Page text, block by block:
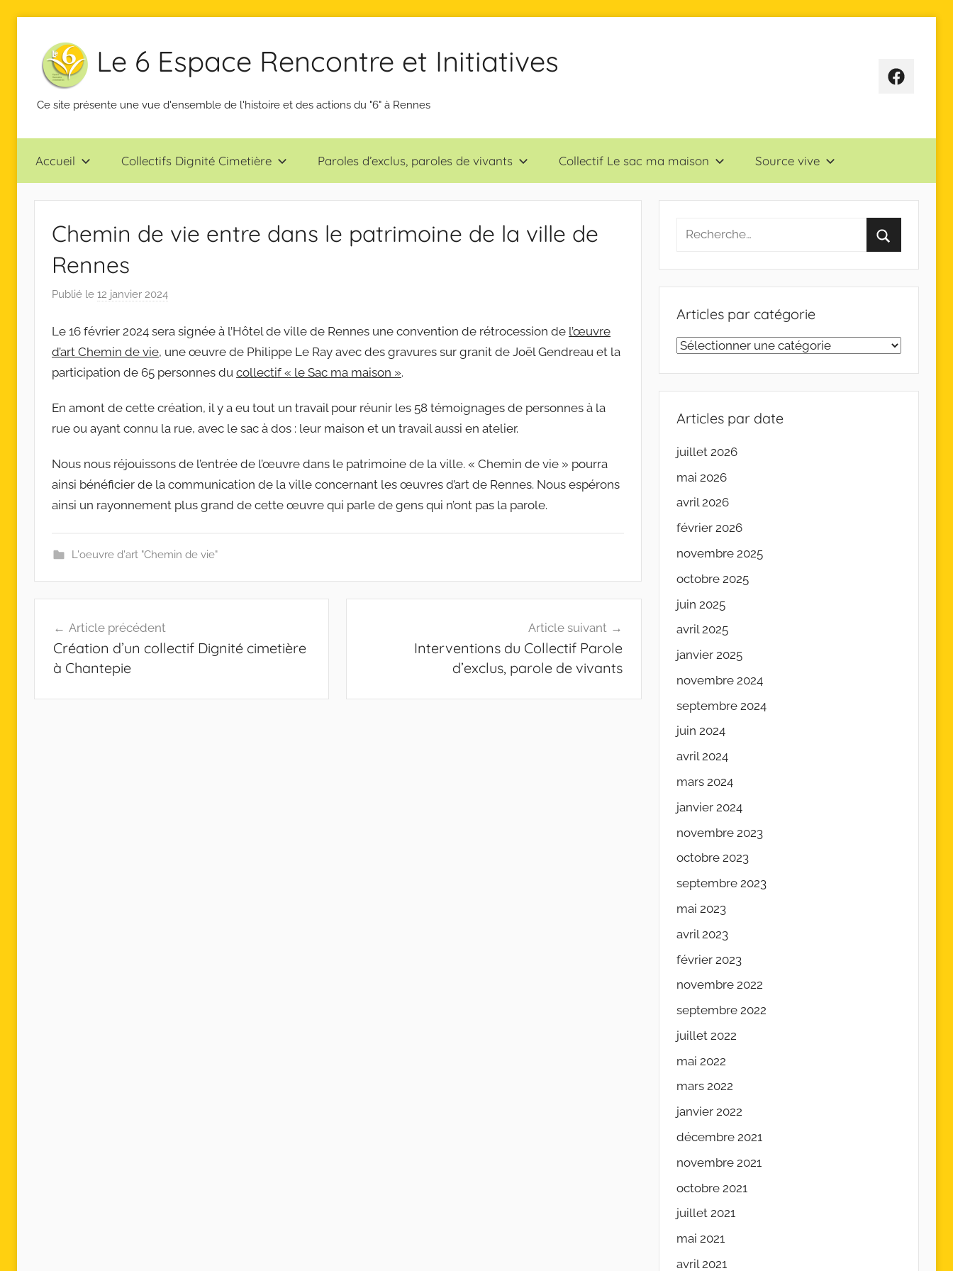
contenu
Le 6 Espace Rencontre et Initiatives
Ce site présente une vue d'ensemble de l'histoire et des actions du "6" à Rennes
Page
Accueil Collectifs Dignité Cimetière Paroles d’exclus, paroles de vivants Collectif Le sac ma maison Source vive
Chemin de vie entre dans le patrimoine de la ville de
Rennes
Publié le 12 janvier 2024
r
c
o
l
e
t
Le 16 février 2024 sera signée à l’Hôtel de ville de Rennes une convention de rétrocession de l’œuvre
d’art Chemin de vie, une œuvre de Philippe Le Ray avec des gravures sur granit de Joël Gendreau et la
participation de 65 personnes du collectif « le Sac ma maison ».
En amont de cette création, il y a eu tout un travail pour réunir les 58 témoignages de personnes à la
rue ou ayant connu la rue, avec le sac à dos : leur maison et un travail aussi en atelier.
Nous nous réjouissons de l’entrée de l’œuvre dans le patrimoine de la ville. « Chemin de vie » pourra
ainsi bénéficier de la communication de la ville concernant les œuvres d’art de Rennes. Nous espérons
ainsi un rayonnement plus grand de cette œuvre qui parle de gens qui n’ont pas la parole.
L'oeuvre d'art "Chemin de vie"
de
l’article
Article précédent
Création d’un collectif Dignité cimetière
à Chantepie
Article suivant
Interventions du Collectif Parole
d’exclus, parole de vivants
Articles par catégorie
Articles
Articles par date
juillet 2026
mai 2026
avril 2026
février 2026
novembre 2025
octobre 2025
juin 2025
avril 2025
janvier 2025
novembre 2024
septembre 2024
juin 2024
avril 2024
mars 2024
janvier 2024
novembre 2023
octobre 2023
septembre 2023
mai 2023
avril 2023
février 2023
novembre 2022
septembre 2022
juillet 2022
mai 2022
mars 2022
janvier 2022
décembre 2021
novembre 2021
octobre 2021
juillet 2021
mai 2021
avril 2021